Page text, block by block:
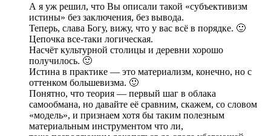
А я уж решил, что Вы описали такой «субъективизм
истины» без заключения, без вывода.
Теперь, слава Богу, вижу, что у вас всё в порядке. 🙂
Цепочка все-таки логическая.
Насчёт культурной столицы и деревни хорошо
получилось. 🙂
Истина в практике — это материализм, конечно, но с
оттенком большевизма. 🙂
Понятно, что теория — первый шаг в облака
самообмана, но давайте её сравним, скажем, со словом
«модель», и признаем хотя бы таким полезным
материальным инструментом что ли,